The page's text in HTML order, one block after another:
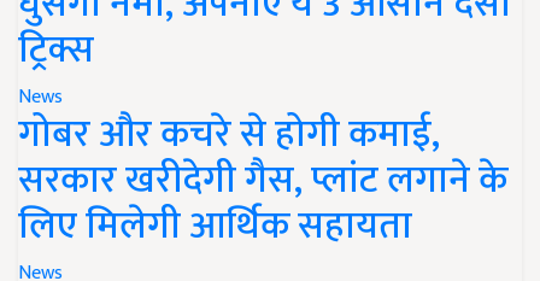
ट्रिक्स
News
गोबर और कचरे से होगी कमाई,
सरकार खरीदेगी गैस, प्लांट लगाने के
लिए मिलेगी आर्थिक सहायता
News